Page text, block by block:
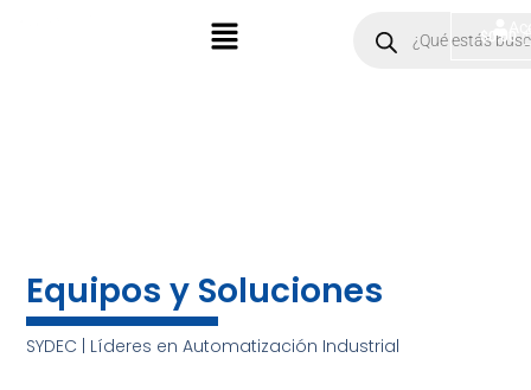
Menú
search
$0.00
Equipos y Soluciones
SYDEC | Líderes en Automatización Industrial